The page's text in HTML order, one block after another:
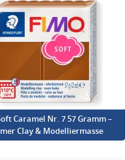
Caramel Nr. 7 57 Gramm –
Clay & Modelliermasse